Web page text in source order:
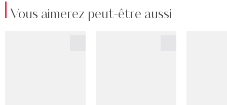
Vous aimerez peut-être aussi